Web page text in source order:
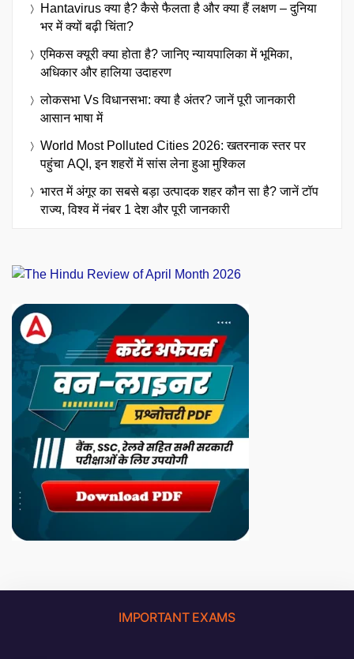
Hantavirus क्या है? कैसे फैलता है और क्या हैं लक्षण – दुनिया
भर में क्यों बढ़ी चिंता?
एमिकस क्यूरी क्या होता है? जानिए न्यायपालिका में भूमिका,
अधिकार और हालिया उदाहरण
लोकसभा Vs विधानसभा: क्या है अंतर? जानें पूरी जानकारी
आसान भाषा में
World Most Polluted Cities 2026: खतरनाक स्तर पर
पहुंचा AQI, इन शहरों में सांस लेना हुआ मुश्किल
भारत में अंगूर का सबसे बड़ा उत्पादक शहर कौन सा है? जानें टॉप
राज्य, विश्व में नंबर 1 देश और पूरी जानकारी
IMPORTANT EXAMS